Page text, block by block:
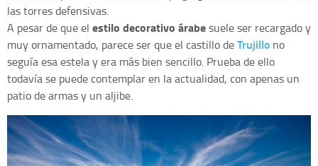
las torres defensivas.
A pesar de que el estilo decorativo árabesuele ser recargado y
muy ornamentado, parece ser que el castillo deTrujillo no
seguía esa estela y era más bien sencillo. Prueba de ello
todavía se puede contemplar en la actualidad, con apenas un
patio de armas y un aljibe.